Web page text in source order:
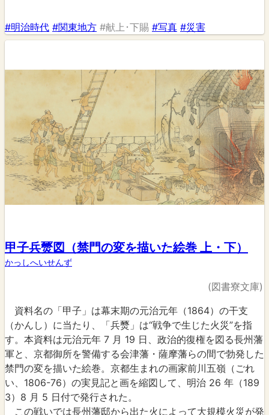
#明治時代 #関東地方 #献上･下賜 #写真 #災害
甲子兵燹図（禁門の変を描いた絵巻 上・下）
かっしへいせんず
(図書寮文庫)
資料名の「甲子」は幕末期の元治元年（1864）の干支
（かんし）に当たり、「兵燹」は“戦争で生じた火災”を指
す。本資料は元治元年 7 月 19 日、政治的復権を図る長州藩
軍と、京都御所を警備する会津藩・薩摩藩らの間で勃発した
禁門の変を描いた絵巻。京都生まれの画家前川五嶺（ごれ
い、1806-76）の実見記と画を縮図して、明治 26 年（189
3）8 月 5 日付で発行された。
この戦いでは長州藩邸から出た火によって大規模火災が発